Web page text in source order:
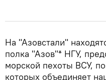
На "Азовстали"
полка "Азов"* НГУ,
морской пехоты ВСУ,
которых объединяет